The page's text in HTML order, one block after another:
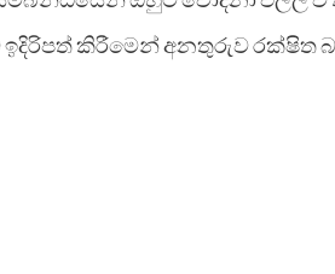
ඉදිරිපත් කිරීමෙන් අනතුරුව රක්ෂිත